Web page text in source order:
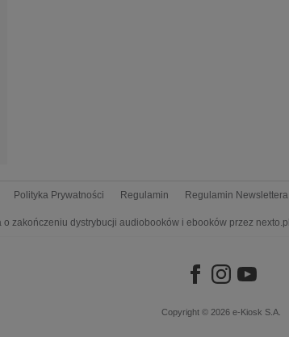
Polityka Prywatności Regulamin Regulamin Newslettera
o zakończeniu dystrybucji audiobooków i ebooków przez nexto.pl
Copyright © 2026 e-Kiosk S.A.